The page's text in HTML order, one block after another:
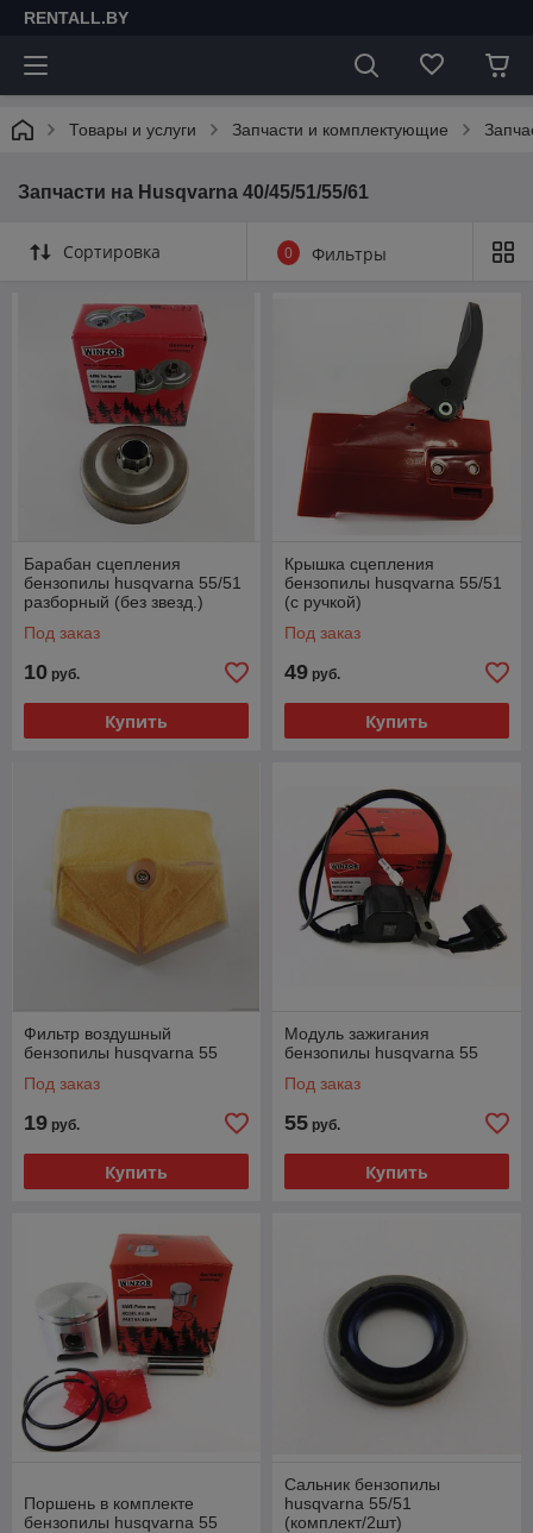
RENTALL.BY
Товары и услуги Запчасти и комплектующие
Запчасти на Husqvarna 40/45/51/55/61
Сортировка 0 Фильтры
Барабан сцепления
бензопилы husqvarna 55/51
разборный (без звезд.)
Под заказ
10 руб.
Купить
Крышка сцепления
бензопилы husqvarna 55/51
(с ручкой)
Под заказ
49 руб.
Купить
Фильтр воздушный
бензопилы husqvarna 55
Под заказ
19 руб.
Купить
Модуль зажигания
бензопилы husqvarna 55
Под заказ
55 руб.
Купить
Поршень в комплекте
бензопилы husqvarna 55
Сальник бензопилы
husqvarna 55/51
(комплект/2шт)